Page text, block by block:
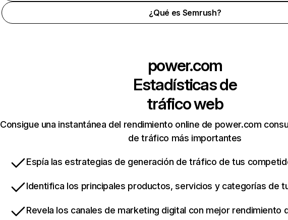
¿Qué es Semrush?
power.com
Estadísticas de
tráfico web
Consigue una instantánea del rendimiento online de power.com
de tráfico más importantes
Espía las estrategias de generación de tráfico de tus
Identifica los principales productos, servicios y categorías de
Revela los canales de marketing digital con mejor rendimiento